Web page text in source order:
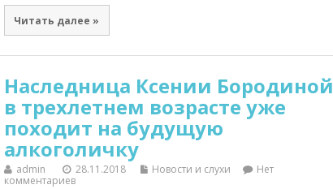
Читать далее »
Наследница Ксении Бородиной
в трехлетнем возрасте уже
походит на будущую
алкоголичку
admin 28.11.2018 Новости и слухи
Нет
комментариев